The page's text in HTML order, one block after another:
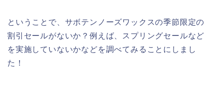
ということで、サボテンノーズワックスの季節限定の
割引セールがないか？例えば、スプリングセールなど
を実施していないかなどを調べてみることにしまし
た！